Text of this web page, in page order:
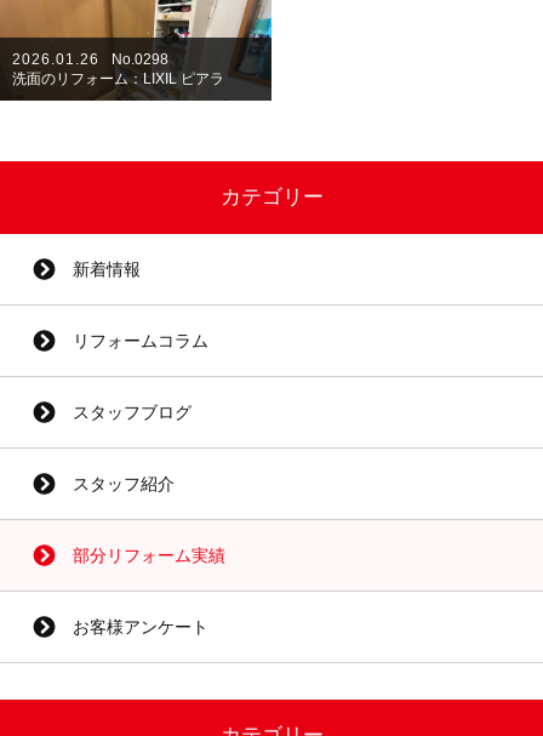
2026.01.26
No.0298
洗面のリフォーム：LIXIL ピアラ
カテゴリー
新着情報
リフォームコラム
スタッフブログ
スタッフ紹介
部分リフォーム実績
お客様アンケート